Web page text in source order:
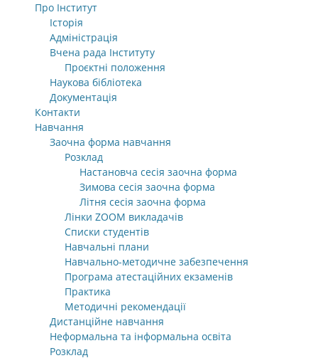
Про Інститут
Історія
Адміністрація
Вчена рада Інституту
Проєктні положення
Наукова бібліотека
Документація
Контакти
Навчання
Заочна форма навчання
Розклад
Настановча сесія заочна форма
Зимова сесія заочна форма
Літня сесія заочна форма
Лінки ZOOM викладачів
Списки студентів
Навчальні плани
Навчально-методичне забезпечення
Програма атестаційних екзаменів
Практика
Методичні рекомендації
Дистанційне навчання
Неформальна та інформальна освіта
Розклад